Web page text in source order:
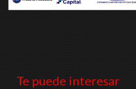
Te puede interesar